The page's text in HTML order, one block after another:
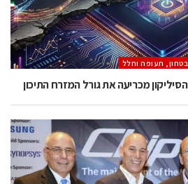
בטחון, תעופה וחלל
מכריעה את גורל המזרח התיכון